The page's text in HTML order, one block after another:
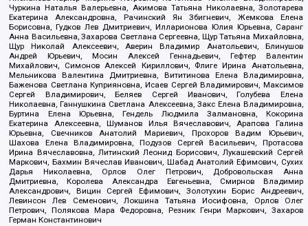
Чуркина Наталья Валерьевна, Акимова Татьяна Николаевна, Золотарева
Екатерина Александровна, Рачинский Ян Збигневич, Жемкова Елена
Борисовна, Гудков Лев Дмитриевич, Илларионова Юлия Юрьевна, Саранг
Анна Васильевна, Захарова Светлана Сергеевна, Щур Татьяна Михайловна,
Щур Николай Алексеевич, Аверин Владимир Анатольевич, Блинушов
Андрей Юрьевич, Мосин Алексей Геннадьевич, Гефтер Валентин
Михайлович, Симонов Алексей Кириллович, Флиге Ирина Анатольевна,
Мельникова Валентина Дмитриевна, Вититинова Елена Владимировна,
Баженова Светлана Куприяновна, Исаев Сергей Владимирович, Максимов
Сергей Владимирович, Беляев Сергей Иванович, Голубева Елена
Николаевна, Ганнушкина Светлана Алексеевна, Закс Елена Владимировна,
Буртина Елена Юрьевна, Гендель Людмила Залмановна, Кокорина
Екатерина Алексеевна, Шуманов Илья Вячеславович, Арапова Галина
Юрьевна, Свечников Анатолий Мариевич, Прохоров Вадим Юрьевич,
Шахова Елена Владимировна, Подузов Сергей Васильевич, Протасова
Ирина Вячеславовна, Литинский Леонид Борисович, Лукашевский Сергей
Маркович, Бахмин Вячеслав Иванович, Шабад Анатолий Ефимович, Сухих
Дарья Николаевна, Орлов Олег Петрович, Добровольская Анна
Дмитриевна, Королева Александра Евгеньевна, Смирнов Владимир
Александрович, Вицин Сергей Ефимович, Золотухин Борис Андреевич,
Левинсон Лев Семенович, Локшина Татьяна Иосифовна, Орлов Олег
Петрович, Полякова Мара Федоровна, Резник Генри Маркович, Захаров
Герман Константинович